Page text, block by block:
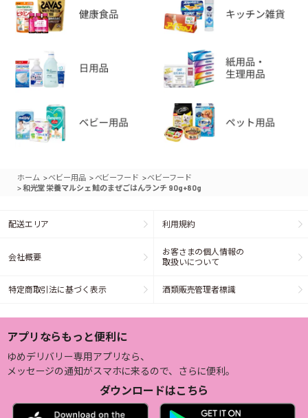
ホーム >ベビー用品 > ベビーフード >ベビーフード
>和光堂 栄養マルシェ 鮭のまぜごはんランチ 90g+80g
配送エリア 利用規約
会社概要
お客さまの個人情報の
取扱いについて
特定商取引法に基づく表示 酒類販売管理者標識
アプリならもっと便利に
ゆめデリバリー専用アプリなら、
メッセージの通知がスマホに来るので、さらに便利。
ダウンロードはこちら